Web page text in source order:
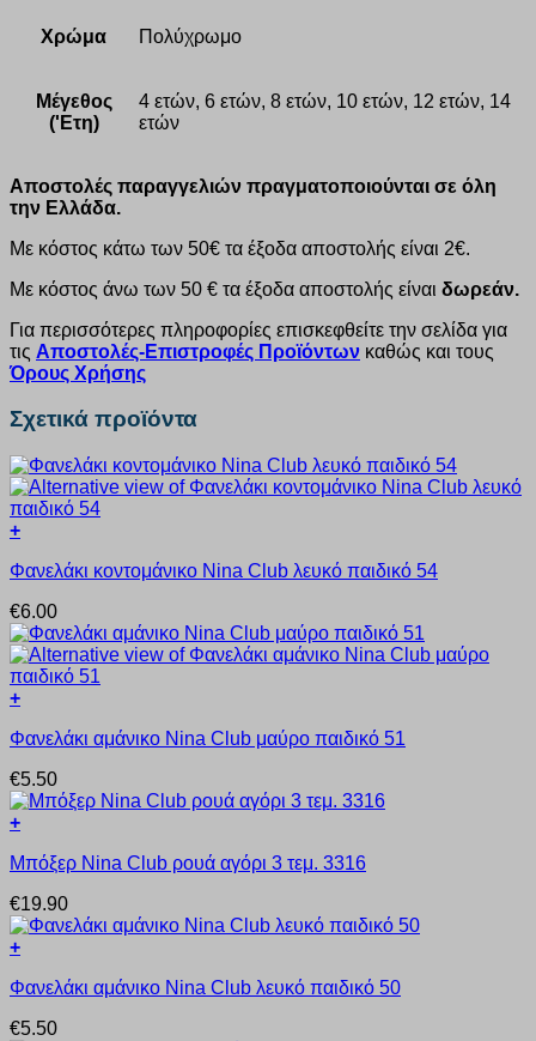
Χρώμα Πολύχρωμο
Μέγεθος
('Ετη)
4 ετών, 6 ετών, 8 ετών, 10 ετών, 12 ετών, 14
ετών
Αποστολές παραγγελιών πραγματοποιούνται σε όλη
την Ελλάδα.
Με κόστος κάτω των 50€ τα έξοδα αποστολής είναι 2€.
Με κόστος άνω των 50 € τα έξοδα αποστολής είναι δωρεάν.
Για περισσότερες πληροφορίες επισκεφθείτε την σελίδα για
τις Αποστολές-Επιστροφές Προϊόντων καθώς και τους
Όρους Χρήσης
Σχετικά προϊόντα
+
το
έχει
πολλαπλές
παραλλαγές.
Οι
επιλογές
να
στη
σελίδα
του
προϊόντος
Φανελάκι κοντομάνικο Nina Club λευκό παιδικό 54
€6.00
+
το
έχει
πολλαπλές
παραλλαγές.
επιλογές
να
επιλεγούν
στη
σελίδα
του
προϊόντος
Φανελάκι αμάνικο Nina Club μαύρο παιδικό 51
€5.50
+
το
έχει
πολλαπλές
παραλλαγές.
επιλογές
να
Μπόξερ Nina Club ρουά αγόρι 3 τεμ. 3316
€19.90
+
το
έχει
Φανελάκι αμάνικο Nina Club λευκό παιδικό 50
€5.50